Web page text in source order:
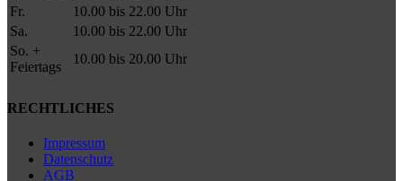
Fr.
10.00 bis 22.00 Uhr
Sa.
10.00 bis 22.00 Uhr
So. +
Feiertags
10.00 bis 20.00 Uhr
RECHTLICHES
Impressum
Datenschutz
AGB